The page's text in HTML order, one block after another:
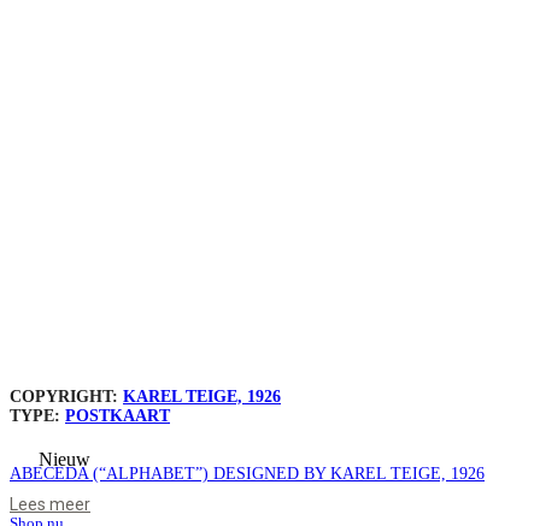
Nieuw
COPYRIGHT: KAREL TEIGE, 1926
TYPE: POSTKAART
ABECEDA (“ALPHABET”) DESIGNED BY KAREL TEIGE, 1926
Lees meer